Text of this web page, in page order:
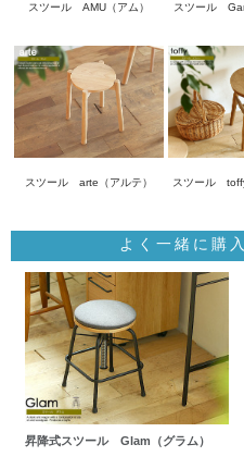
スツール AMU（アム） スツール
スツール arte（アルテ） スツール
よく一緒に購
昇降式スツール Glam（グラム）